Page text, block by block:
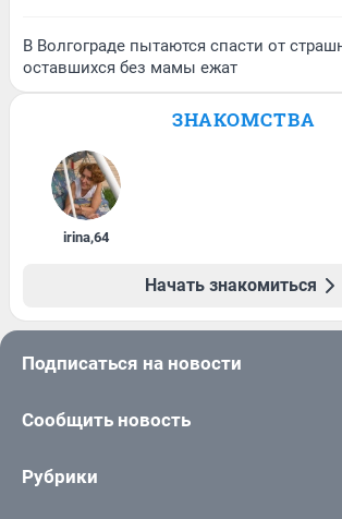
В Волгограде пытаются спасти от
оставшихся без мамы ежат
ЗНАКОМСТВА
irina,64
Начать знакомиться
Подписаться на новости
Сообщить новость
Рубрики